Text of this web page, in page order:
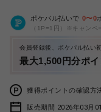
ポケパル払いで 0〜0
（1P=1円）※キャンペ
会員登録後、ポケパル払い
最大1,500円分ポ
獲得ポイントの確認方
販売期間 2026年03月